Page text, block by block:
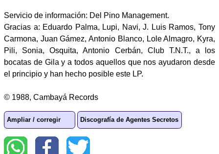
Servicio de información: Del Pino Management.
Gracias a: Eduardo Palma, Lupi, Navi, J. Luis Ramos, Tony
Carmona, Juan Gámez, Antonio Blanco, Lole Almagro, Kyra,
Pili, Sonia, Osquita, Antonio Cerbán, Club T.N.T., a los
bocatas de Gila y a todos aquellos que nos ayudaron desde
el principio y han hecho posible este LP.
© 1988, Cambayá Records
Ampliar / corregir Discografía de Agentes Secretos